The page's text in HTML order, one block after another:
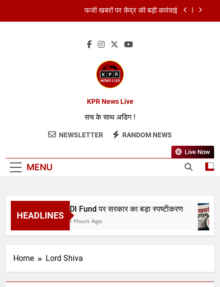
फर्जी खबरों पर केंद्र की बड़ी कार्रवाई
RDI Fund पर सरकार का बड़ा स्पष्टीकरण
फर्जी खबरों पर केंद्र की बड़ी कार्रवाई
FCRA बिल पर भारत ने अमेरिका को दिया जवाब
RBI ने रेपो रेट 5.25% पर रखा स्थिर
KPR News Live
सच के साथ अडिग !
NEWSLETTER RANDOM NEWS
MENU
Live Now
HEADLINES
RDI Fund पर सरकार का बड़ा स्पष्टीकरण
23 Hours Ago
Home Lord Shiva